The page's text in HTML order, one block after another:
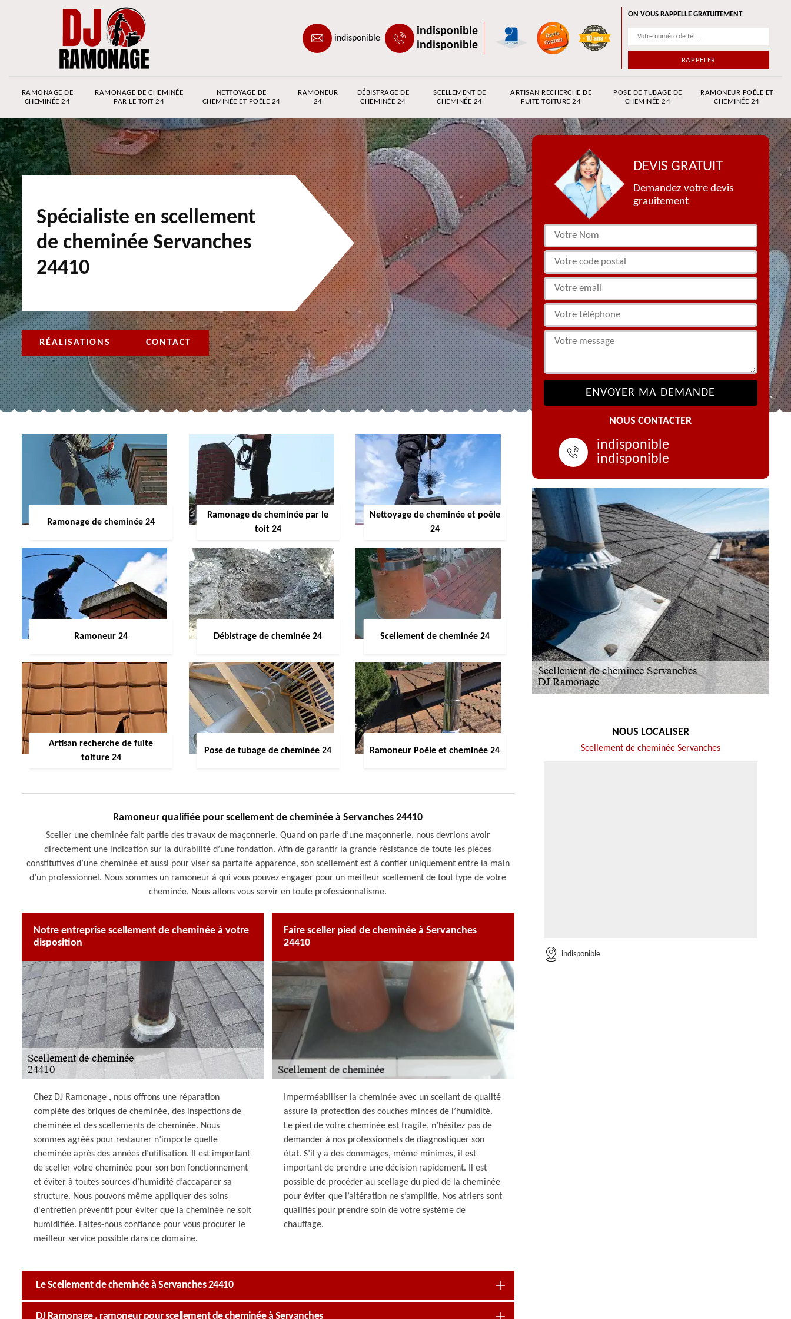
indisponible
indisponible
indisponible
ON VOUS RAPPELLE GRATUITEMENT
RAMONAGE DE
CHEMINÉE 24
RAMONAGE DE CHEMINÉE
PAR LE TOIT 24
NETTOYAGE DE
CHEMINÉE ET POÊLE 24
RAMONEUR
24
DÉBISTRAGE DE
CHEMINÉE 24
SCELLEMENT DE
CHEMINÉE 24
ARTISAN RECHERCHE DE
FUITE TOITURE 24
POSE DE TUBAGE DE
CHEMINÉE 24
RAMONEUR POÊLE ET
CHEMINÉE 24
Spécialiste en scellement
de cheminée Servanches
24410
RÉALISATIONS CONTACT
Ramonage de cheminée 24
Ramonage de cheminée par le
toit 24
Nettoyage de cheminée et poêle
24
Ramoneur 24 Débistrage de cheminée 24 Scellement de cheminée 24
Artisan recherche de fuite
toiture 24
Pose de tubage de cheminée 24 Ramoneur Poêle et cheminée 24
Ramoneur qualifiée pour scellement de cheminée à Servanches 24410
Sceller une cheminée fait partie des travaux de maçonnerie. Quand on parle d’une maçonnerie, nous devrions avoir
directement une indication sur la durabilité d’une fondation. Afin de garantir la grande résistance de toute les pièces
constitutives d’une cheminée et aussi pour viser sa parfaite apparence, son scellement est à confier uniquement entre la main
d’un professionnel. Nous sommes un ramoneur à qui vous pouvez engager pour un meilleur scellement de tout type de votre
cheminée. Nous allons vous servir en toute professionnalisme.
Notre entreprise scellement de cheminée à votre
disposition
Chez DJ Ramonage , nous offrons une réparation
complète des briques de cheminée, des inspections de
cheminée et des scellements de cheminée. Nous
sommes agréés pour restaurer n’importe quelle
cheminée après des années d’utilisation. Il est important
de sceller votre cheminée pour son bon fonctionnement
et éviter à toutes sources d’humidité d’accaparer sa
structure. Nous pouvons même appliquer des soins
d'entretien préventif pour éviter que la cheminée ne soit
humidifiée. Faites-nous confiance pour vous procurer le
meilleur service possible dans ce domaine.
Faire sceller pied de cheminée à Servanches
24410
Imperméabiliser la cheminée avec un scellant de qualité
assure la protection des couches minces de l’humidité.
Le pied de votre cheminée est fragile, n’hésitez pas de
demander à nos professionnels de diagnostiquer son
état. S’il y a des dommages, même minimes, il est
important de prendre une décision rapidement. Il est
possible de procéder au scellage du pied de la cheminée
pour éviter que l’altération ne s’amplifie. Nos atriers sont
qualifiés pour prendre soin de votre système de
chauffage.
Le Scellement de cheminée à Servanches 24410
DJ Ramonage , ramoneur pour scellement de cheminée à Servanches
DEVIS GRATUIT
Demandez votre devis
grauitement
NOUS CONTACTER
indisponible
indisponible
NOUS LOCALISER
Scellement de cheminée Servanches
indisponible